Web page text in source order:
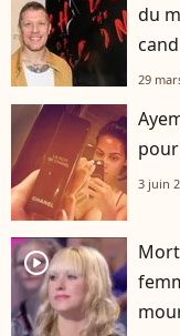
du
29
3 juin
player2